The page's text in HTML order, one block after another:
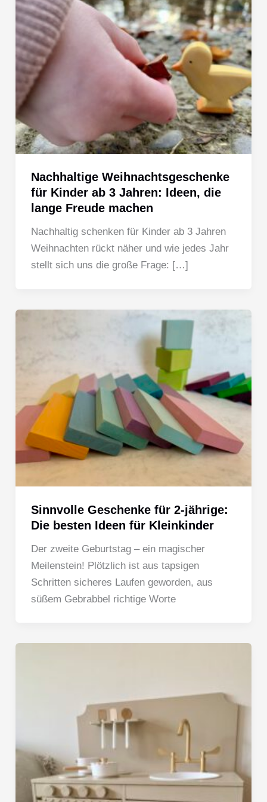
Nachhaltige Weihnachtsgeschenke
für Kinder ab 3 Jahren: Ideen, die
lange Freude machen
Nachhaltig schenken für Kinder ab 3 Jahren
Weihnachten rückt näher und wie jedes Jahr
stellt sich uns die große Frage: […]
Sinnvolle Geschenke für 2-jährige:
Die besten Ideen für Kleinkinder
Der zweite Geburtstag – ein magischer
Meilenstein! Plötzlich ist aus tapsigen
Schritten sicheres Laufen geworden, aus
süßem Gebrabbel richtige Worte